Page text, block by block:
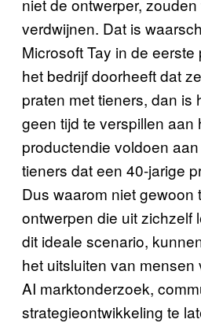
verdwijnen. Dat is
Microsoft Tay in de
het bedrijf doorheeft dat
praten met tieners, dan is
geen tijd te verspillen aan
productendie voldoen
tieners dat een 40-jarige
Dus waarom niet gewoon
ontwerpen die uit zichzelf
dit ideale scenario,
het uitsluiten van
AI marktonderzoek,
strategieontwikkeling te